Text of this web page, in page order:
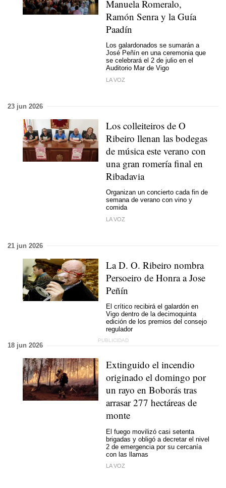
Manuela Romeralo,
Ramón Senra y la Guía
Paadín
Los galardonados se sumarán a
José Peñín en una ceremonia que
se celebrará el 2 de julio en el
Auditorio Mar de Vigo
LA VOZ
23 jun 2026
Los colleiteiros de O
Ribeiro llenan las bodegas
de música este verano con
una gran romería final en
Ribadavia
Organizan un concierto cada fin de
semana de verano con vino y
comida
LA VOZ
21 jun 2026
La D. O. Ribeiro nombra
Persoeiro de Honraa Jose
Peñín
El crítico recibirá el galardón en
Vigo dentro de la decimoquinta
edición de los premios del consejo
regulador
18 jun 2026
Extinguido el incendio
originado el domingo por
un rayo en Boborás tras
arrasar 277 hectáreas de
monte
El fuego movilizó casi setenta
brigadas y obligó a decretar el nivel
2 de emergencia por su cercanía
con las llamas
LA VOZ